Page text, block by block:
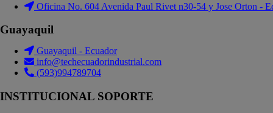
Oficina No. 604 Avenida Paul Rivet n30-54 y Jose Orton -
Guayaquil
Guayaquil - Ecuador
info@techecuadorindustrial.com
(593)994789704
INSTITUCIONAL SOPORTE